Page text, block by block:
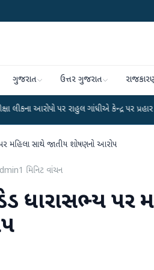
ગુજરાત ઉત્તર ગુજરાત
પર રાહુલ ગાંધીએ કેન્દ્ર પર પ્રહાર કર્યા ●
મહિલા સાથે જાતીય શોષણનો આરોપ
1 મિનિટ વાંચન
ધારાસભ્ય પર